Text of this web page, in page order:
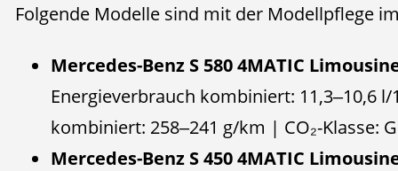
Folgende Modelle sind mit der Modellpflege
Mercedes-Benz S 580 4MATIC
Energieverbrauch kombiniert: 11,3‒10,6
kombiniert: 258‒241 g/km | CO₂-Klasse:
Mercedes-Benz S 450 4MATIC